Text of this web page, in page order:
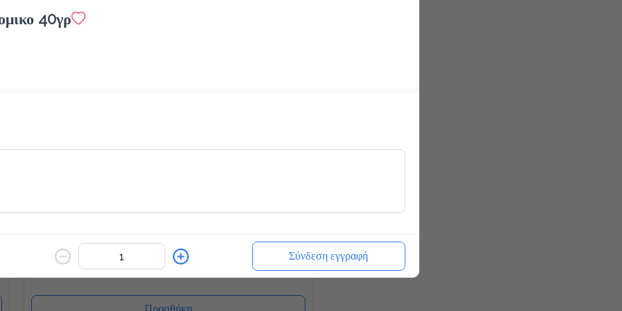
κρύο ή ζεστό
Προσθήκη
40γρ
Σύνδεση εγγραφή